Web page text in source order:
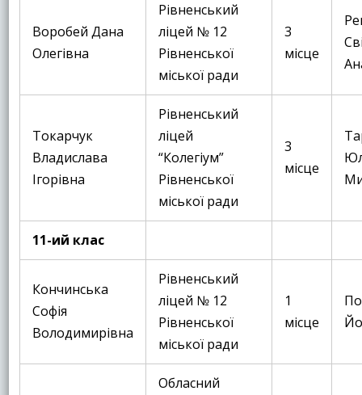
Воробей Дана
Олегівна
Рівненський
ліцей № 12
Рівненської
міської ради
3
місце
Токарчук
Владислава
Ігорівна
Рівненський
ліцей
“Колегіум”
Рівненської
міської ради
3
місце
11-ий клас
Кончинська
Софія
Володимирівна
Рівненський
ліцей № 12
Рівненської
міської ради
1
місце
Обласний